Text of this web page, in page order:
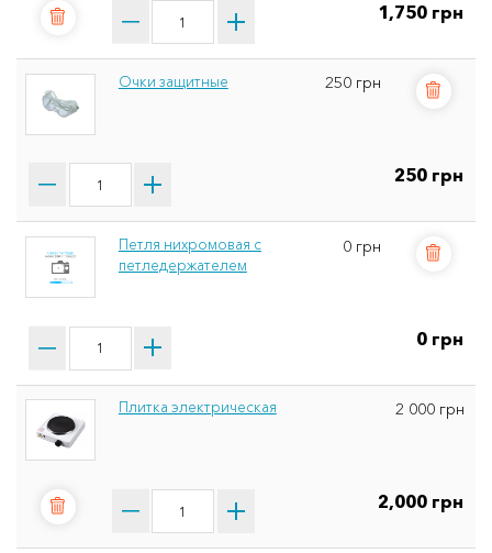
1,750 грн
Очки защитные 250 грн
250 грн
Петля нихромовая с
петледержателем
0 грн
0 грн
Плитка электрическая 2 000 грн
2,000 грн